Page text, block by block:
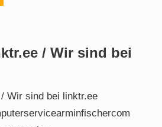
/ Wir sind bei
Wir sind bei linktr.ee